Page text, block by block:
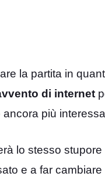
la partita in
di internet
più
lo stesso
e a far